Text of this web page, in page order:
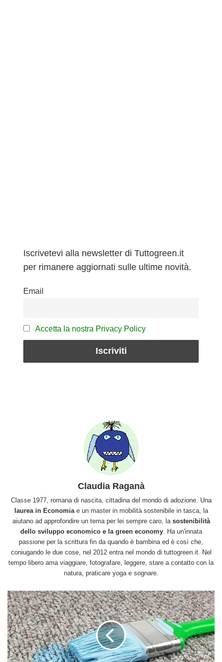
Iscrivetevi alla newsletter di Tuttogreen.it
per rimanere aggiornati sulle ultime novità.
Email
Accetta la nostra Privacy Policy
Claudia Raganà
Classe 1977, romana di nascita, cittadina del mondo di adozione. Una
laurea in Economiae un master in mobilità sostenibile in tasca, la
aiutano ad approfondire un tema per lei sempre caro, la sostenibilità
dello sviluppo economico e la green economy. Ha un'innata
passione per la scrittura fin da quando è bambina ed è così che,
coniugando le due cose, nel 2012 entra nel mondo di tuttogreen.it. Nel
tempo libero ama viaggiare, fotografare, leggere, stare a contatto con la
natura, praticare yoga e sognare.
Macchie
di
vernice:
come
pulire
con
metodi